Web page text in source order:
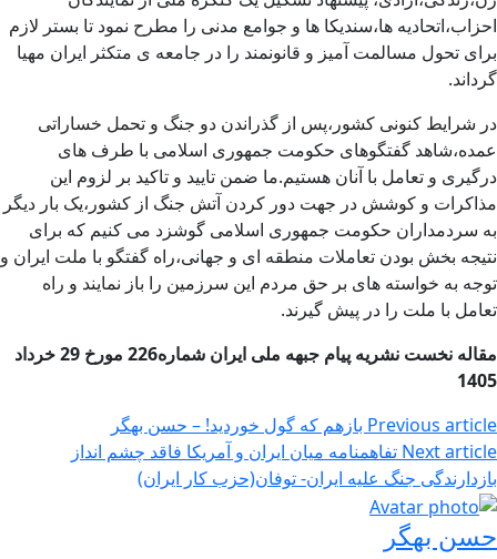
احزاب،اتحادیه ها،سندیکا ها و جوامع مدنی را مطرح نمود تا بستر لازم
برای تحول مسالمت آمیز و قانونمند را در جامعه ی متکثر ایران مهیا
گرداند.
در شرایط کنونی کشور،پس از گذراندن دو جنگ و تحمل خساراتی
عمده،شاهد گفتگوهای حکومت جمهوری اسلامی با طرف های
درگیری و تعامل با آنان هستیم.ما ضمن تایید و تاکید بر لزوم این
مذاکرات و کوشش در جهت دور کردن آتش جنگ از کشور،یک بار دیگر
به سردمداران حکومت جمهوری اسلامی گوشزد می کنیم که برای
نتیجه بخش بودن تعاملات منطقه ای و جهانی،راه گفتگو با ملت ایران و
توجه به خواسته های بر حق مردم این سرزمین را باز نمایند و راه
تعامل با ملت را در پیش گیرند.
مقاله نخست نشریه پیام جبهه ملی ایران شماره226 مورخ 29 خرداد
1405
Previous article بازهم که گول خوردید! – حسن بهگر
Next article تفاهمنامه میان ایران و آمريکا فاقد چشم انداز
بازدارندگی جنگ علیه ایران- توفان(حزب کار ایران)
حسن بهگر